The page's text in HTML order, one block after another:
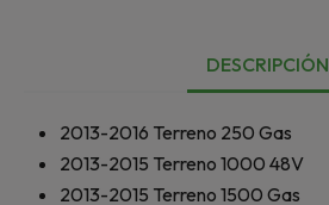
DESCRIPCIÓN
2013-2016 Terreno 250 Gas
2013-2015 Terreno 1000 48V
2013-2015 Terreno 1500 Gas